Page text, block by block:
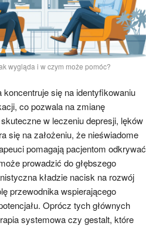
wygląda i w czym może pomóc?
się na identyfikowaniu
co pozwala na zmianę
w leczeniu depresji, lęków
się na założeniu, że nieświadome
pomagają pacjentom odkrywać
prowadzić do głębszego
kładzie nacisk na rozwój
przewodnika wspierającego
Oprócz tych głównych
systemowa czy gestalt, które